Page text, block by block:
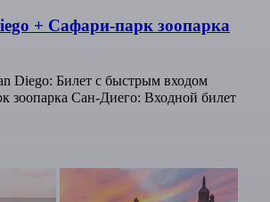
+ Сафари-парк зоопарка
Diego: Билет с быстрым входом
зоопарка Сан-Диего: Входной билет